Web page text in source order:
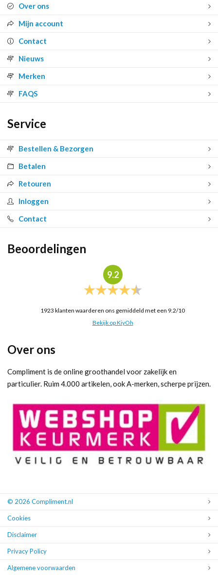
Over ons
Mijn account
Contact
Nieuws
Merken
FAQS
Service
Bestellen & Bezorgen
Betalen
Retouren
Inloggen
Contact
Beoordelingen
9.2
1923 klanten waarderen ons gemiddeld met een 9.2/10
Bekijk op KiyOh
Over ons
Compliment is de online groothandel voor zakelijk en
particulier. Ruim 4.000 artikelen, ook A-merken, scherpe prijzen.
© 2026 Compliment.nl
Cookies
Disclaimer
Privacy Policy
Algemene voorwaarden